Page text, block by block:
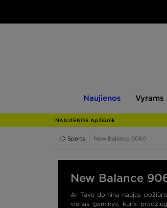
Naujienos Vyrams
NAUJIENOS Apžiūrėk
JD Sports New Balance 9060
New Balance
Ar Tave domina naujas
vienas gaminys, kuris